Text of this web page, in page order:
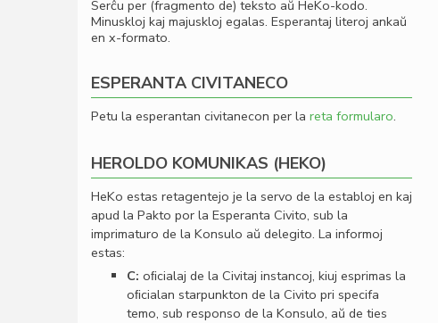
Serĉu per (fragmento de) teksto aŭ HeKo-kodo.
Minuskloj kaj majuskloj egalas. Esperantaj literoj ankaŭ
en x-formato.
ESPERANTA CIVITANECO
Petu la esperantan civitanecon per la reta formularo.
HEROLDO KOMUNIKAS (HEKO)
HeKo estas retagentejo je la servo de la establoj en kaj
apud la Pakto por la Esperanta Civito, sub la
imprimaturo de la Konsulo aŭ delegito. La informoj
estas:
C: oﬁcialaj de la Civitaj instancoj, kiuj esprimas la
oﬁcialan starpunkton de la Civito pri specifa
temo, sub responso de la Konsulo, aŭ de ties